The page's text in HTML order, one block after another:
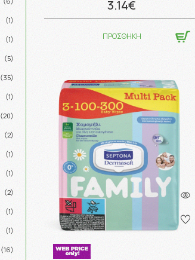
(1)
(1)
(5)
(35)
(1)
(20)
(2)
(1)
(1)
(2)
(1)
(1)
(16)
3.14€
ΠΡΟΣΘΗΚΗ